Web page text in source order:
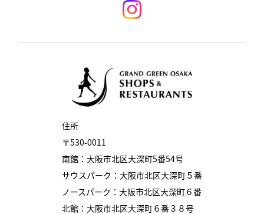
住所
〒530-0011
南館：大阪市北区大深町5番54号
サウスパーク：大阪市北区大深町５番
ノースパーク：大阪市北区大深町６番
北館：大阪市北区大深町６番３８号